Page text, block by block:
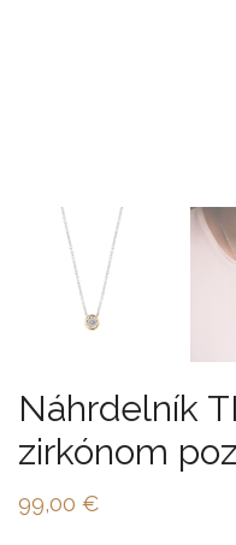
Náhrdelník
zirkónom
99,00 €